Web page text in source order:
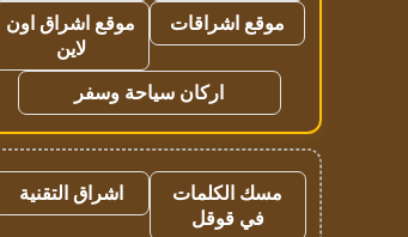
موقع اشراقات
موقع اشراق اون
لاين
اركان سياحة وسفر
مسك الكلمات
في قوقل
اشراق التقنية